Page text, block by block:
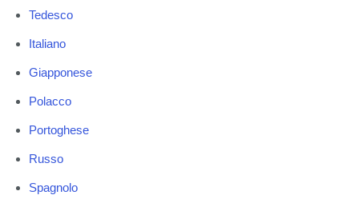
Tedesco
Italiano
Giapponese
Polacco
Portoghese
Russo
Spagnolo